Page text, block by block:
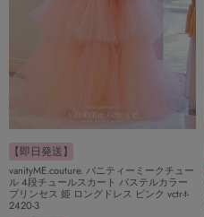
【即日発送】
vanityME.couture. バニティーミークチュー
ル 4段チュールスカート パステルカラー
プリンセス 姫 ロングドレス ピンク vctr-t-
2420-3